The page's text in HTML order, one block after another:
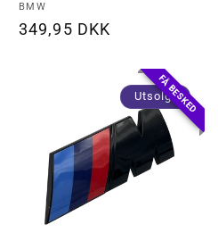
Forhandler:
BMW
Vanlig
349,95 DKK
UtsolgtFÅ BESKED